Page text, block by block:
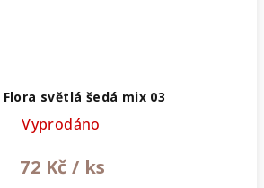
Flora světlá šedá mix 03
Vyprodáno
72 Kč / ks